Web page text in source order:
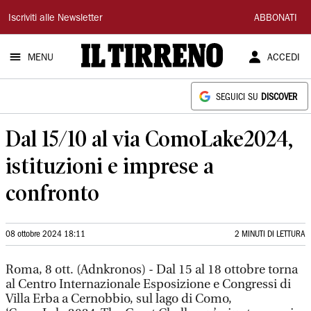
Il
Tirreno
Iscriviti alle Newsletter ABBONATI
MENU ACCEDI
SEGUICI SU DISCOVER
Dal 15/10 al via ComoLake2024,
istituzioni e imprese a
confronto
08 ottobre 2024 18:11 2 MINUTI DI LETTURA
Roma, 8 ott. (Adnkronos) - Dal 15 al 18 ottobre torna
al Centro Internazionale Esposizione e Congressi di
Villa Erba a Cernobbio, sul lago di Como,